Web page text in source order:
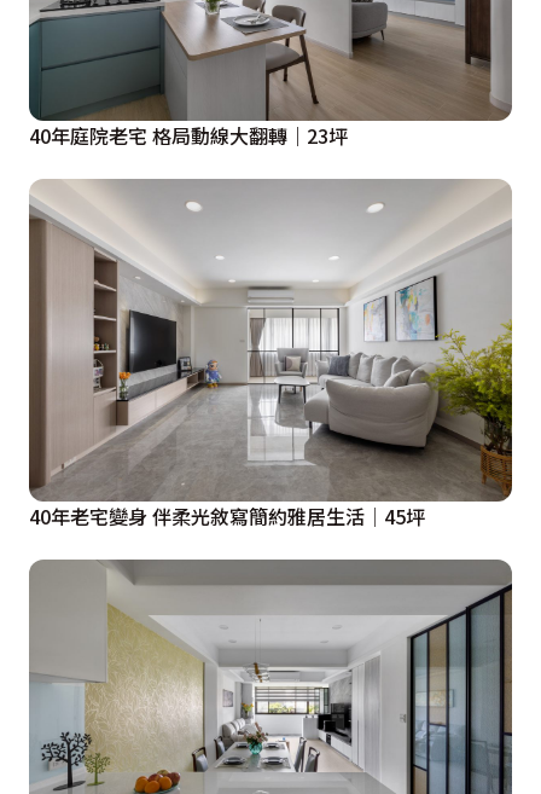
40年庭院老宅 格局動線大翻轉｜23坪
40年老宅變身 伴柔光敘寫簡約雅居生活│45坪